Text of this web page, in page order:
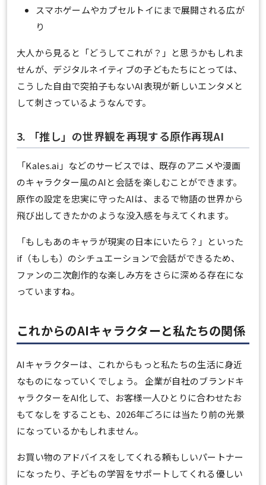
スマホゲームやカプセルトイにまで展開される広が
り
大人から見ると「どうしてこれが？」と思うかもしれま
せんが、デジタルネイティブの子どもたちにとっては、
こうした自由で突拍子もないAI表現が新しいエンタメと
して刺さっているようなんです。
3. 「推し」の世界観を再現する原作再現AI
「Kales.ai」などのサービスでは、既存のアニメや漫画
のキャラクター風のAIと会話を楽しむことができます。
原作の設定を忠実に守ったAIは、まるで物語の世界から
飛び出してきたかのような没入感を与えてくれます。
「もしもあのキャラが現実の日本にいたら？」といった
if（もしも）のシチュエーションで会話ができるため、
ファンの二次創作的な楽しみ方をさらに深める存在にな
っていますね。
これからのAIキャラクターと私たちの関係
AIキャラクターは、これからもっと私たちの生活に身近
なものになっていくでしょう。 企業が自社のブランドキ
ャラクターをAI化して、お客様一人ひとりに合わせたお
もてなしをすることも、2026年ごろには当たり前の光景
になっているかもしれません。
お買い物のアドバイスをしてくれる頼もしいパートナー
になったり、子どもの学習をサポートしてくれる優しい